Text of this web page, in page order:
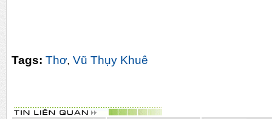
Tags: Thơ, Vũ Thụy Khuê